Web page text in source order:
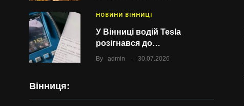
НОВИНИ ВІННИЦІ
У Вінниці водій Tesla
розігнався до…
By admin . 30.07.2026
Вінниця: